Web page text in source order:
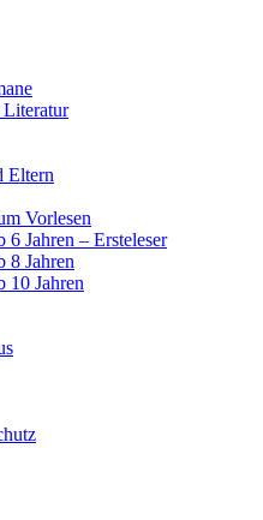
Literatur
Eltern
Vorlesen
6 Jahren – Ersteleser
8 Jahren
10 Jahren